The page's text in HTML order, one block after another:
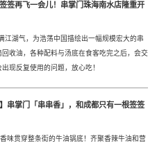
签再飞一会儿！串掌门珠海南水店隆重开
江湖气，为浩荡中国描绘出一幅规模宏大的串
收油，各种配料与汤底在食客吃完之后，会交
现反复使用的问题，放心吃！
串掌门「串串香」，和成都只有一根签签
味贯穿整条街的牛油锅底！齐聚香辣牛油和营